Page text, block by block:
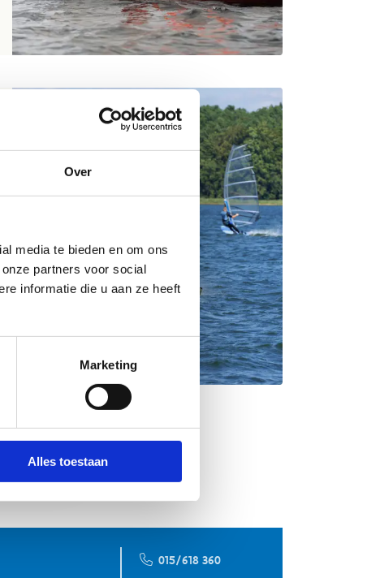
Over
media te bieden en om ons
partners voor social
informatie die u aan ze heeft
Marketing
Alles toestaan
015/618 360